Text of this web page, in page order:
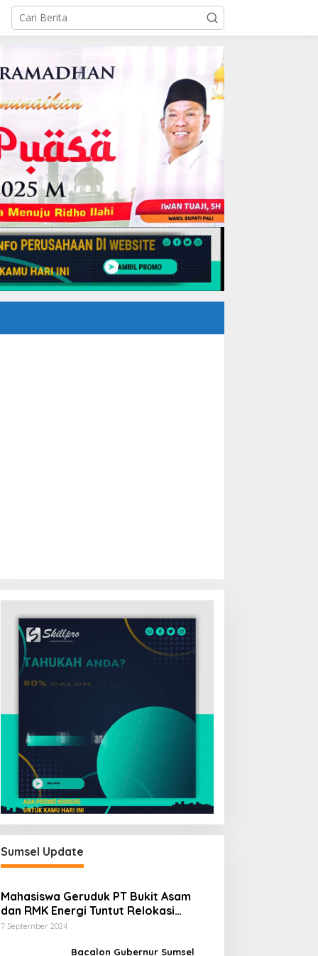
Sumsel Update
Mahasiswa Geruduk PT Bukit Asam
dan RMK Energi Tuntut Relokasi
Stockpile, Hentikan Pembangunan
7 September 2024
Bacalon Gubernur Sumsel